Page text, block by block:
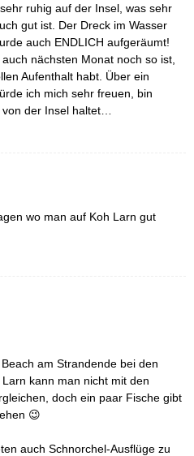
ruhig auf der Insel, was sehr
gut ist. Der Dreck im Wasser
auch ENDLICH aufgeräumt!
nächsten Monat noch so ist,
Aufenthalt habt. Über ein
ich mich sehr freuen, bin
der Insel haltet…
wo man auf Koh Larn gut
am Strandende bei den
kann man nicht mit den
doch ein paar Fische gibt
😉
auch Schnorchel-Ausflüge zu